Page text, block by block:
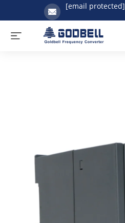
[email protected]